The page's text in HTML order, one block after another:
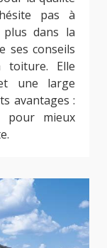
pas à
dans la
ses conseils
Elle
une large
avantages :
pour mieux